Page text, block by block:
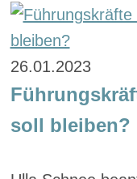
26.01.2023
soll bleiben?